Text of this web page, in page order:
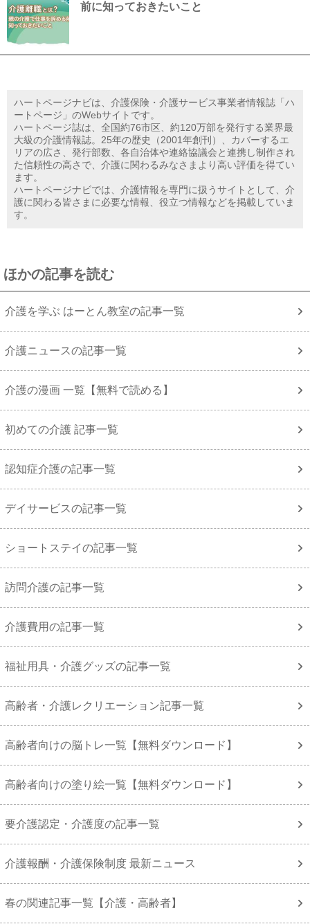
前に知っておきたいこと
ハートページナビは、介護保険・介護サービス事業者情報誌「ハ
ートページ」のWebサイトです。
ハートページ誌は、全国約76市区、約120万部を発行する業界最
大級の介護情報誌。25年の歴史（2001年創刊）、カバーするエ
リアの広さ、発行部数、各自治体や連絡協議会と連携し制作され
た信頼性の高さで、介護に関わるみなさまより高い評価を得てい
ます。
ハートページナビでは、介護情報を専門に扱うサイトとして、介
護に関わる皆さまに必要な情報、役立つ情報などを掲載していま
す。
ほかの記事を読む
介護を学ぶ はーとん教室の記事一覧
介護ニュースの記事一覧
介護の漫画 一覧【無料で読める】
初めての介護 記事一覧
認知症介護の記事一覧
デイサービスの記事一覧
ショートステイの記事一覧
訪問介護の記事一覧
介護費用の記事一覧
福祉用具・介護グッズの記事一覧
高齢者・介護レクリエーション記事一覧
高齢者向けの脳トレ一覧【無料ダウンロード】
高齢者向けの塗り絵一覧【無料ダウンロード】
要介護認定・介護度の記事一覧
介護報酬・介護保険制度 最新ニュース
春の関連記事一覧【介護・高齢者】